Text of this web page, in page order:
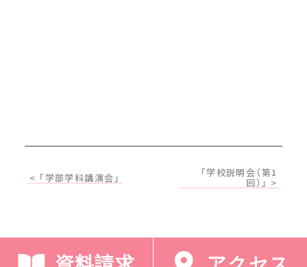
< 「学部学科講演会」 「学校説明会（第1
回）」 >